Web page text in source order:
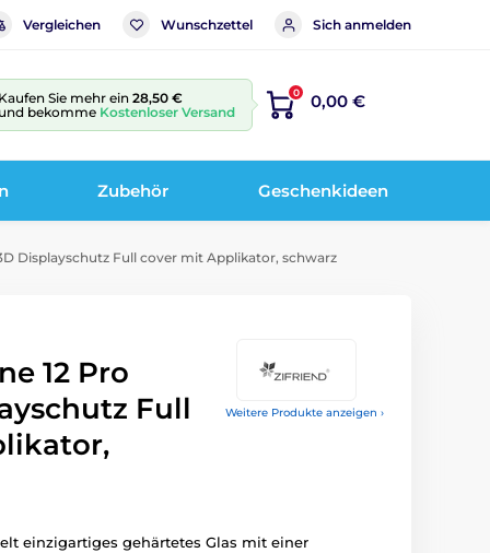
Vergleichen Wunschzettel Sich anmelden
Kaufen Sie mehr ein 28,50 €
und bekomme Kostenloser Versand
0 0,00 €
Zubehör Geschenkideen
Displayschutz Full cover mit Applikator, schwarz
Weitere Produkte anzeigen ›
12 Pro
Full
einzigartiges gehärtetes Glas mit einer